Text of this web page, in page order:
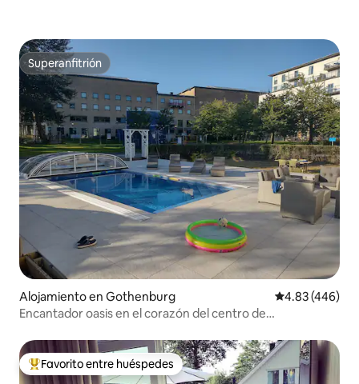
Superanfitrión
Superanfitrión
Alojamiento en Gothenburg Calificación
4.83 (446)
Encantador oasis en el corazón del centro de
Favorito entre huéspedes preferido
Favorito entre huéspedes